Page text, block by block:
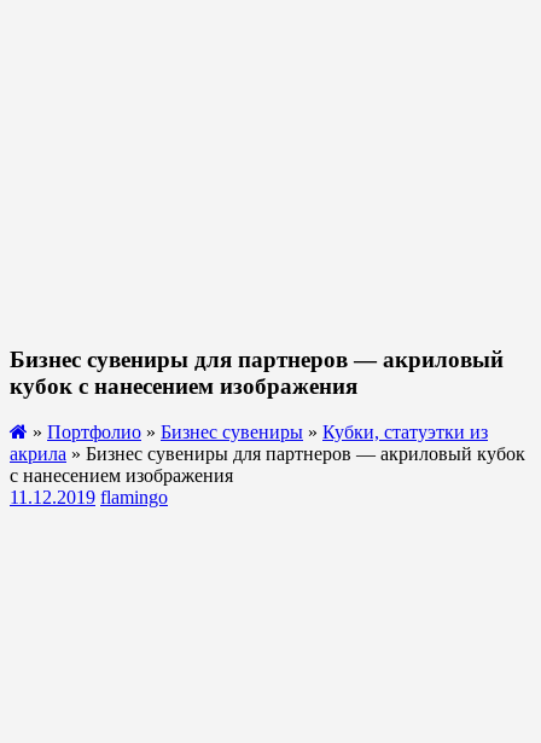
Бизнес сувениры для партнеров — акриловый
кубок с нанесением изображения
» Портфолио » Бизнес сувениры » Кубки, статуэтки из
акрила » Бизнес сувениры для партнеров — акриловый кубок
с нанесением изображения
11.12.2019 flamingo